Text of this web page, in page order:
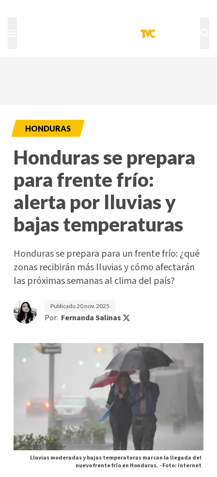
HONDURAS
Honduras se prepara
para frente frío:
alerta por lluvias y
bajas temperaturas
Honduras se prepara para un frente frío: ¿qué
zonas recibirán más lluvias y cómo afectarán
las próximas semanas al clima del país?
Publicado20 nov. 2025
Por: Fernanda Salinas
Lluvias moderadas y bajas temperaturas marcan la llegada del
nuevo frente frío en Honduras. -Foto: internet